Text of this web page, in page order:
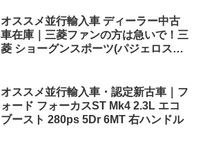
オススメ並行輸入車 ディーラー中古
車在庫｜三菱ファンの方は急いで！三
菱 ショーグンスポーツ(パジェロスポ
オススメ並行輸入車・認定新古車｜フ
ォード フォーカスST Mk4 2.3L エコ
ブースト 280ps 5Dr 6MT 右ハンドル